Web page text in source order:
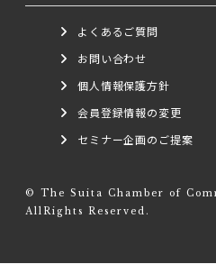
よくあるご質問
お問い合わせ
個人情報保護方針
会員登録情報の変更
セミナー企画のご提案
© The Suita Chamber of
AllRights Reserved.